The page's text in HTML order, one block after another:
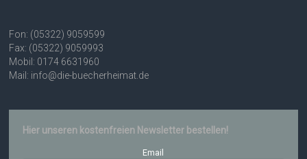
Fon: (05322) 9059599
Fax: (05322) 9059993
Mobil: 0174 6631960
Mail: info@die-buecherheimat.de
Hier unseren kostenfreien Newsletter bestellen!
Email